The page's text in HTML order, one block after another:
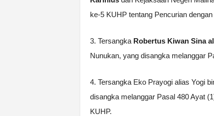
ke-5 KUHP tentang Pencurian
3. Tersangka Robertus Kiwan Sina
Nunukan, yang disangka melanggar
4. Tersangka Eko Prayogi alias Yogi
disangka melanggar Pasal 480 Ayat
KUHP.